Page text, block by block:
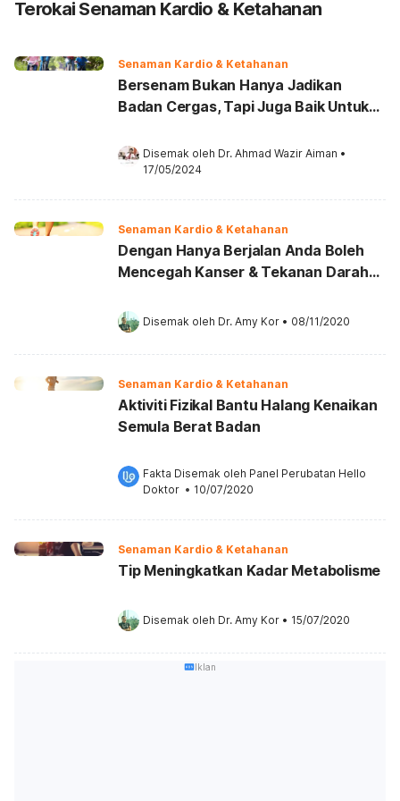
Terokai Senaman Kardio & Ketahanan
Senaman Kardio & Ketahanan
Bersenam Bukan Hanya Jadikan
Badan Cergas, Tapi Juga Baik Untuk
Disemak oleh Dr. Ahmad Wazir Aiman •
17/05/2024
Senaman Kardio & Ketahanan
Dengan Hanya Berjalan Anda Boleh
Mencegah Kanser & Tekanan Darah
Disemak oleh Dr. Amy Kor • 08/11/2020
Senaman Kardio & Ketahanan
Aktiviti Fizikal Bantu Halang Kenaikan
Semula Berat Badan
Fakta Disemak oleh Panel Perubatan Hello
Doktor • 10/07/2020
Senaman Kardio & Ketahanan
Tip Meningkatkan Kadar Metabolisme
Disemak oleh Dr. Amy Kor • 15/07/2020
Iklan